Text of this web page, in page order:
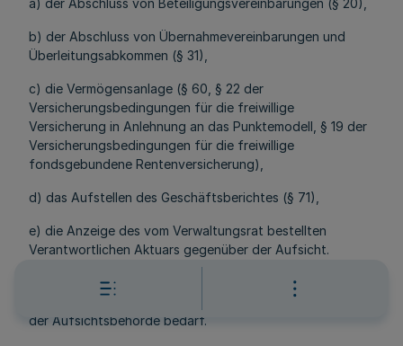
a) der Abschluss von Beteiligungsvereinbarungen (§ 20),
b) der Abschluss von Übernahmevereinbarungen und
Überleitungsabkommen (§ 31),
c) die Vermögensanlage (§ 60, § 22 der
Versicherungsbedingungen für die freiwillige
Versicherung in Anlehnung an das Punktemodell, § 19 der
Versicherungsbedingungen für die freiwillige
fondsgebundene Rentenversicherung),
d) das Aufstellen des Geschäftsberichtes (§ 71),
e) die Anzeige des vom Verwaltungsrat bestellten
Verantwortlichen Aktuars gegenüber der Aufsicht.
(2) Der Vorstand gibt sich eine Geschäftsordnung, die
nach Anhörung des Verwaltungsrats der Genehmigung
der Aufsichtsbehörde bedarf.